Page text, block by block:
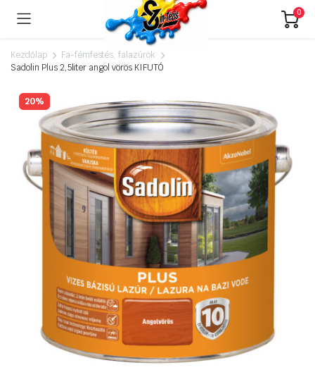
0
Kezdőlap
Fa-fémfestés, falazúrok
Sadolin Plus 2,5liter angol vörös KIFUTÓ
20%